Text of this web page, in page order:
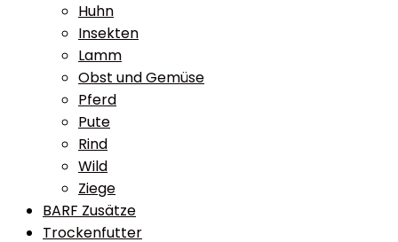
Huhn
Insekten
Lamm
Obst und Gemüse
Pferd
Pute
Rind
Wild
Ziege
BARF Zusätze
Trockenfutter